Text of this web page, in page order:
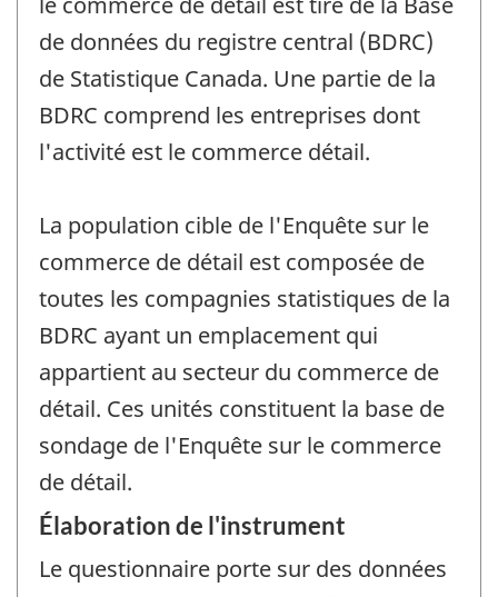
de données du registre central (BDRC)
de Statistique Canada. Une partie de la
BDRC comprend les entreprises dont
l'activité est le commerce détail.
La population cible de l'Enquête sur le
commerce de détail est composée de
toutes les compagnies statistiques de la
BDRC ayant un emplacement qui
appartient au secteur du commerce de
détail. Ces unités constituent la base de
sondage de l'Enquête sur le commerce
de détail.
Élaboration de l'instrument
Le questionnaire porte sur des données